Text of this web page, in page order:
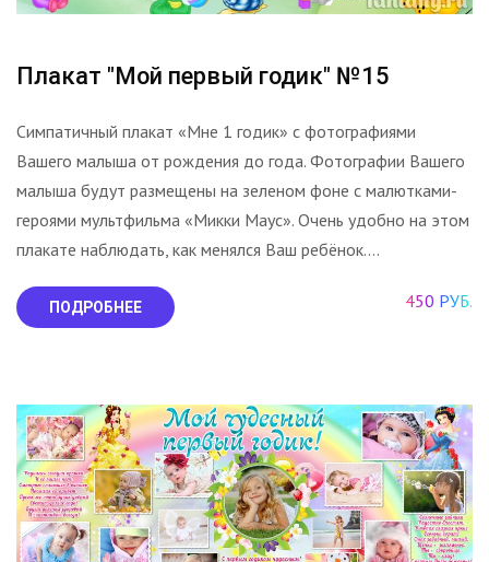
Плакат "Мой первый годик" №15
Симпатичный плакат «Мне 1 годик» с фотографиями
Вашего малыша от рождения до года. Фотографии Вашего
малыша будут размещены на зеленом фоне с малютками-
героями мультфильма «Микки Маус». Очень удобно на этом
плакате наблюдать, как менялся Ваш ребёнок....
ПОДРОБНЕЕ 450 РУБ.